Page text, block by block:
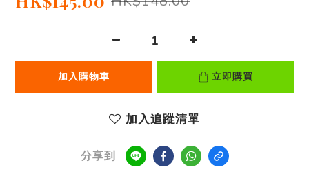
加入購物車 立即購買
加入追蹤清單
分享到